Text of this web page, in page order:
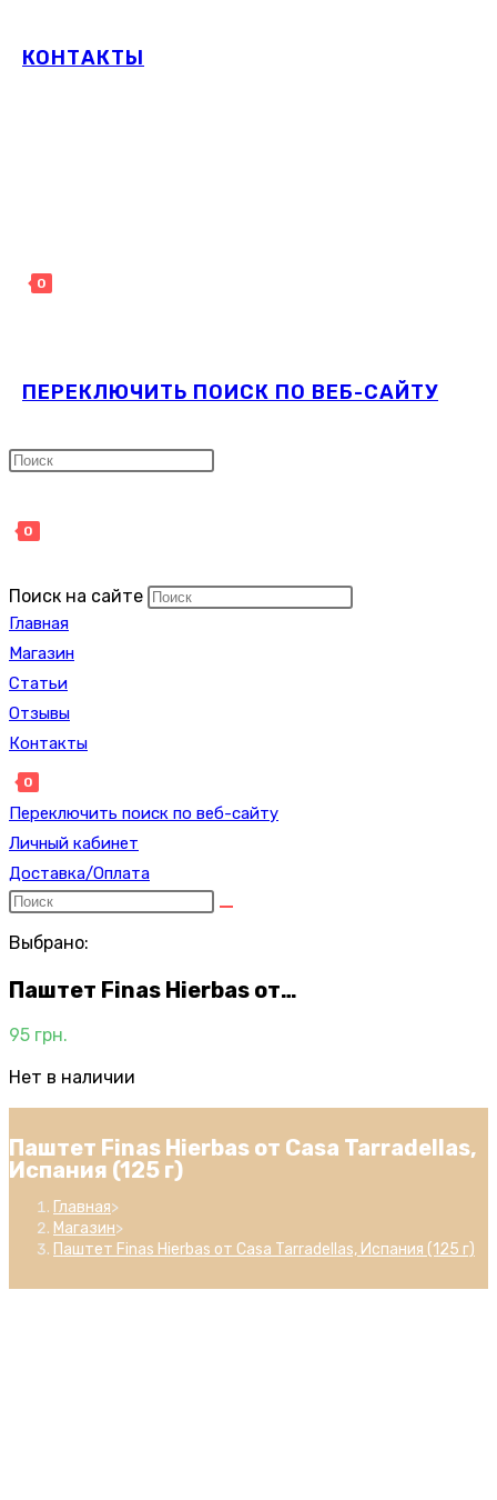
КОНТАКТЫ
0
ПЕРЕКЛЮЧИТЬ ПОИСК ПО ВЕБ-САЙТУ
0
Поиск на сайте
Главная
Магазин
Статьи
Отзывы
Контакты
0
Переключить поиск по веб-сайту
Личный кабинет
Доставка/Оплата
Выбрано:
Паштет Finas Hierbas от…
95 грн.
Нет в наличии
Паштет Finas Hierbas от Casa Tarradellas,
Испания (125 г)
Главная>
Магазин>
Паштет Finas Hierbas от Casa Tarradellas, Испания (125 г)